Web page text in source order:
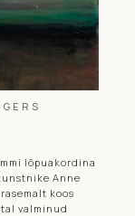
lõpuakordina
Anne
koos
valminud